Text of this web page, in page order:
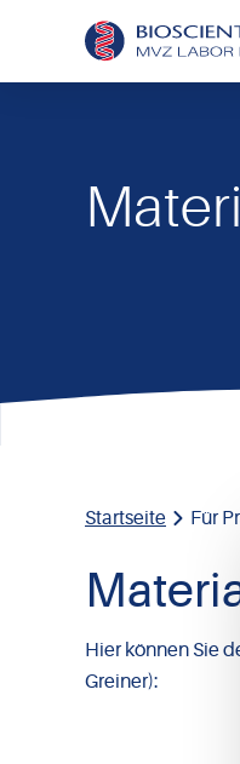
Startseite Für
Hier können Sie
Greiner):